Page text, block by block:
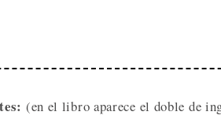
(en el libro aparece el doble de